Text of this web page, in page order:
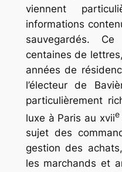
viennent
informations
sauvegardés.
centaines de
années de
l’électeur de
particulièrement
luxe à Paris au xviie
sujet des
gestion des
les marchands et